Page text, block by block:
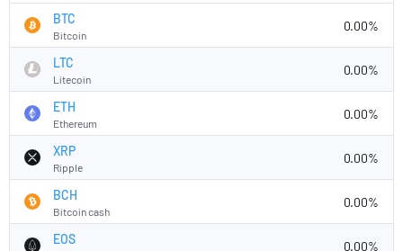
BTC
Bitcoin
0.00%
LTC
Litecoin
0.00%
ETH
Ethereum
0.00%
XRP
Ripple
0.00%
BCH
Bitcoin cash
0.00%
EOS 0.00%